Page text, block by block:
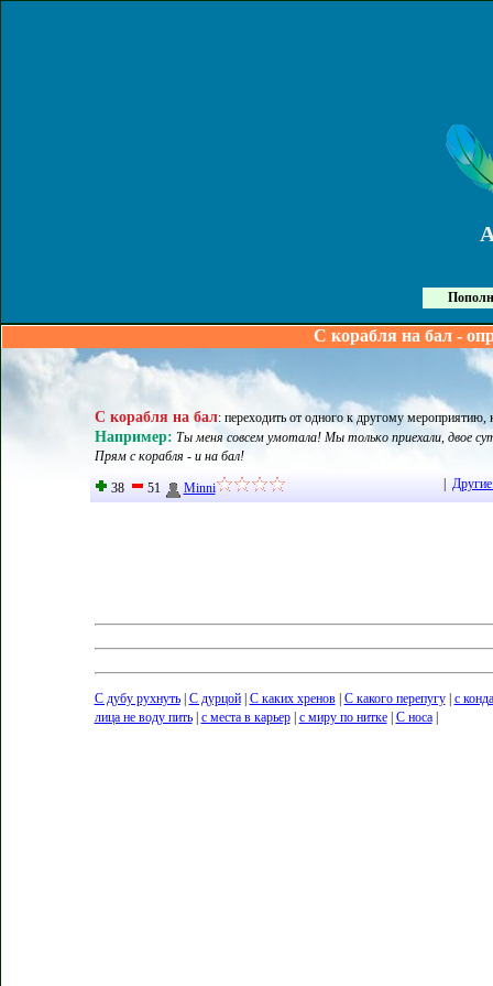
С корабля на бал -
С корабля на бал: переходить от одного к другому мероприятию,
Например: Ты меня совсем умотала! Мы только приехали, двое
Прям с корабля - и на бал!
38 51 Minni
С дубу рухнуть| С дурцой| С каких хренов| С какого перепугу| с
лица не воду пить| с места в карьер| с миру по нитке| С носа|